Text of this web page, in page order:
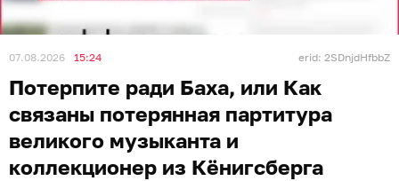
07.08.2026 15:24 erid: 2SDnjdHfbbZ
Потерпите ради Баха, или Как
связаны потерянная партитура
великого музыканта и
коллекционер из Кёнигсберга